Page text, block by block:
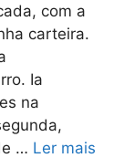
com a
carteira.
Ia
na
… Ler mais